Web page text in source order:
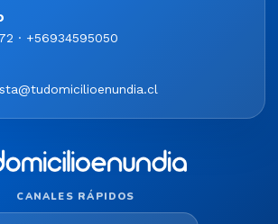
· +56934595050
CANALES RÁPIDOS